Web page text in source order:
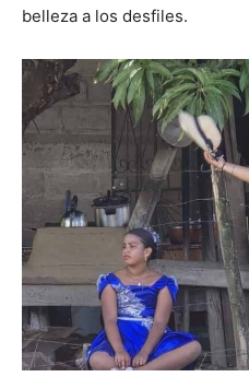
belleza a los desfiles.